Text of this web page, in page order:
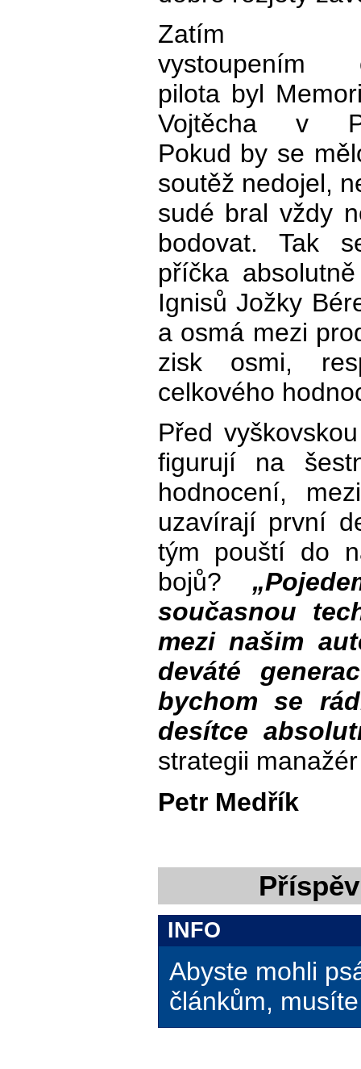
Zatím
vystoupením
pilota byl
Vojtěcha v
Pokud by se
soutěž nedojel,
sudé bral vždy
bodovat. Tak
příčka
Ignisů Jožky
a osmá mezi
zisk osmi,
celkového
Před
figurují na
hodnocení,
uzavírají první
tým pouští do
bojů?
současnou
mezi našim
deváté
bychom se
desítce
strategii
Petr Medřík
INFO
Abyste mohli
článkům,